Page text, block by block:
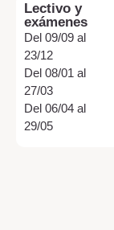
Lectivo y
exámenes
Del 09/09 al
23/12
Del 08/01 al
27/03
Del 06/04 al
29/05